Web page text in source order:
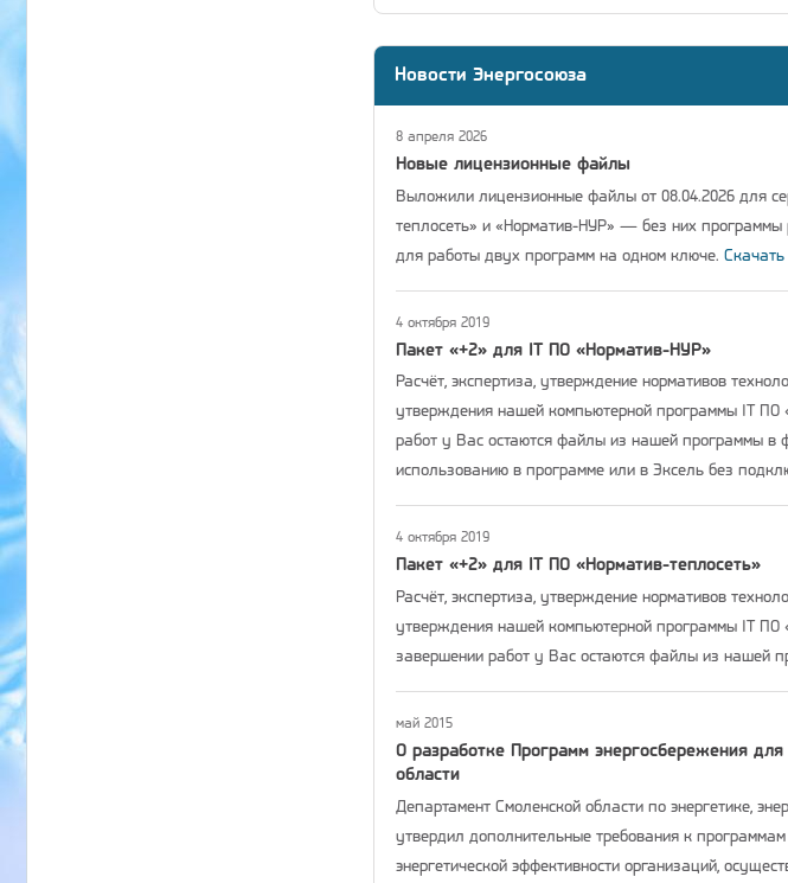
Новости Энергосоюза
8 апреля 2026
Новые лицензионные файлы
Выложили лицензионные файлы от 08.04.2026 для
теплосеть» и «Норматив-НУР» — без них
для работы двух программ на одном ключе. Скачать
4 октября 2019
Пакет «+2» для IT ПО «Норматив-НУР»
Расчёт, экспертиза, утверждение нормативов
утверждения нашей компьютерной программы IT ПО
работ у Вас остаются файлы из нашей программы в
использованию в программе или в Эксель без
4 октября 2019
Пакет «+2» для IT ПО «Норматив-теплосеть»
Расчёт, экспертиза, утверждение нормативов
утверждения нашей компьютерной программы IT ПО
завершении работ у Вас остаются файлы из нашей
май 2015
О разработке Программ энергосбережения
области
Департамент Смоленской области по энергетике,
утвердил дополнительные требования к
энергетической эффективности организаций,